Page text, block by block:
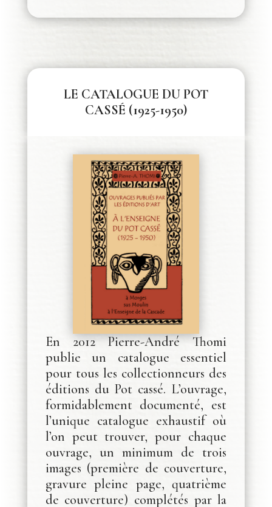
LE CATALOGUE DU POT
CASSÉ (1925-1950)
En 2012 Pierre-André Thomi
publie un catalogue essentiel
pour tous les collectionneurs des
éditions du Pot cassé. L’ouvrage,
formidablement documenté, est
l’unique catalogue exhaustif où
l’on peut trouver, pour chaque
ouvrage, un minimum de trois
images (première de couverture,
gravure pleine page, quatrième
de couverture) complétés par la